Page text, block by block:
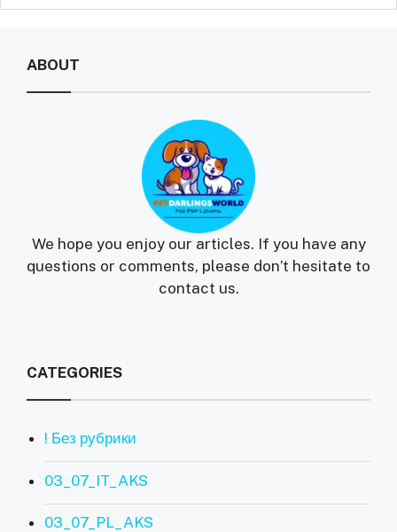
ABOUT
We hope you enjoy our articles. If you have any
questions or comments, please don’t hesitate to
contact us.
CATEGORIES
! Без рубрики
03_07_IT_AKS
03_07_PL_AKS